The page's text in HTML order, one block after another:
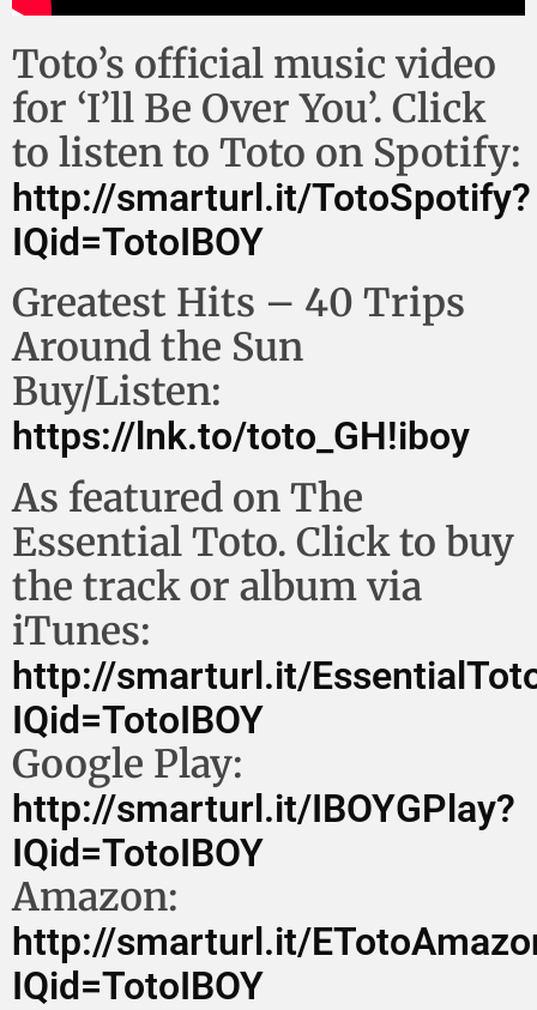
Toto’s official music video
for ‘I’ll Be Over You’. Click
to listen to Toto on Spotify:
http://smarturl.it/TotoSpotify?
IQid=TotoIBOY
Greatest Hits – 40 Trips
Around the Sun
Buy/Listen:
https://lnk.to/toto_GH!iboy
As featured on The
Essential Toto. Click to buy
the track or album via
iTunes:
http://smarturl.it/
IQid=TotoIBOY
Google Play:
http://smarturl.it/IBOYGPlay?
IQid=TotoIBOY
Amazon:
http://smarturl.it/
IQid=TotoIBOY